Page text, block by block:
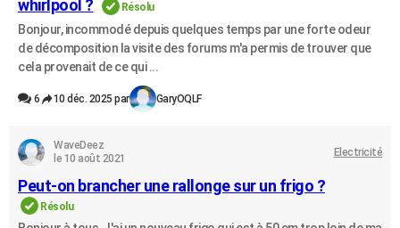
whirlpool ?
Résolu
Bonjour, incommodé depuis quelques temps par une forte odeur
de décomposition la visite des forums m'a permis de trouver que
cela provenait de ce qui ...
6 10 déc. 2025 par GaryOQLF
WaveDeez
le 10 août 2021
Electricité
Peut-on brancher une rallonge sur un frigo ?
Résolu